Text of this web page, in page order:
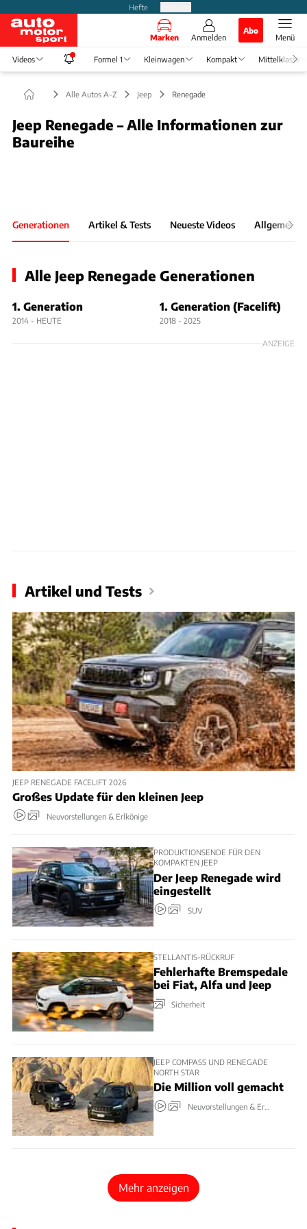
Hefte
Marken Anmelden
Abo
Menü
Videos Formel 1 Kleinwagen Kompakt Mittelklasse
Alle Autos A-Z Jeep Renegade
Jeep Renegade – Alle Informationen zur
Baureihe
Generationen Artikel & Tests Neueste Videos Allgemeine
Alle Jeep Renegade Generationen
1. Generation
2014 - HEUTE
1. Generation (Facelift)
2018 - 2025
ANZEIGE
Artikel und Tests
JEEP RENEGADE FACELIFT 2026
Großes Update für den kleinen Jeep
Neuvorstellungen & Erlkönige
PRODUKTIONSENDE FÜR DEN
KOMPAKTEN JEEP
Der Jeep Renegade wird
eingestellt
SUV
STELLANTIS-RÜCKRUF
Fehlerhafte Bremspedale
bei Fiat, Alfa und Jeep
Sicherheit
JEEP COMPASS UND RENEGADE
NORTH STAR
Die Million voll gemacht
Neuvorstellungen & Erlkönige
Mehr anzeigen